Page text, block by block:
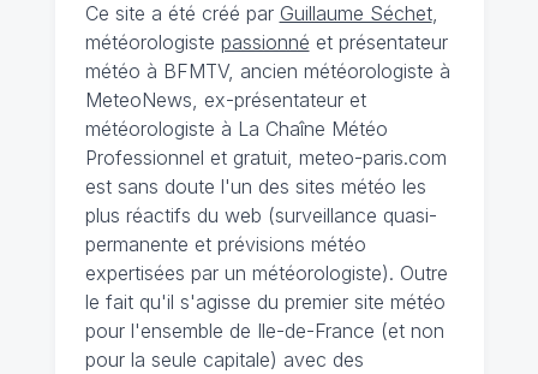
Ce site a été créé par Guillaume Séchet,
météorologiste passionné et présentateur
météo à BFMTV, ancien météorologiste à
MeteoNews, ex-présentateur et
météorologiste à La Chaîne Météo
Professionnel et gratuit, meteo-paris.com
est sans doute l'un des sites météo les
plus réactifs du web (surveillance quasi-
permanente et prévisions météo
expertisées par un météorologiste). Outre
le fait qu'il s'agisse du premier site météo
pour l'ensemble de Ile-de-France (et non
pour la seule capitale) avec des